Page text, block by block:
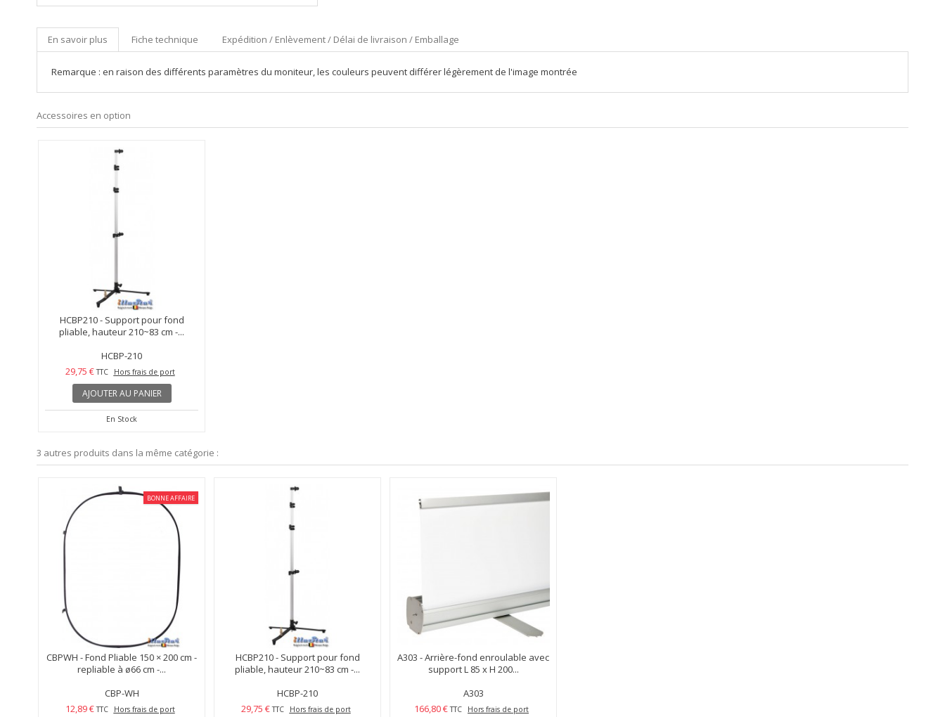
En savoir plus Fiche technique Expédition / Enlèvement / Délai de livraison / Emballage
Remarque : en raison des différents paramètres du moniteur, les couleurs peuvent différer légèrement de l'image montrée
Accessoires en option
HCBP210 - Support pour fond
pliable, hauteur 210~83 cm -...
HCBP-210
29,75 € TTC Hors frais de port
AJOUTER AU PANIER
En Stock
3 autres produits dans la même catégorie :
BONNE AFFAIRE
CBPWH - Fond Pliable 150 × 200 cm -
repliable à ø66 cm -...
CBP-WH
12,89 € TTC Hors frais de port
HCBP210 - Support pour fond
pliable, hauteur 210~83 cm -...
HCBP-210
29,75 € TTC Hors frais de port
A303 - Arrière-fond enroulable avec
support L 85 x H 200...
A303
166,80 € TTC Hors frais de port